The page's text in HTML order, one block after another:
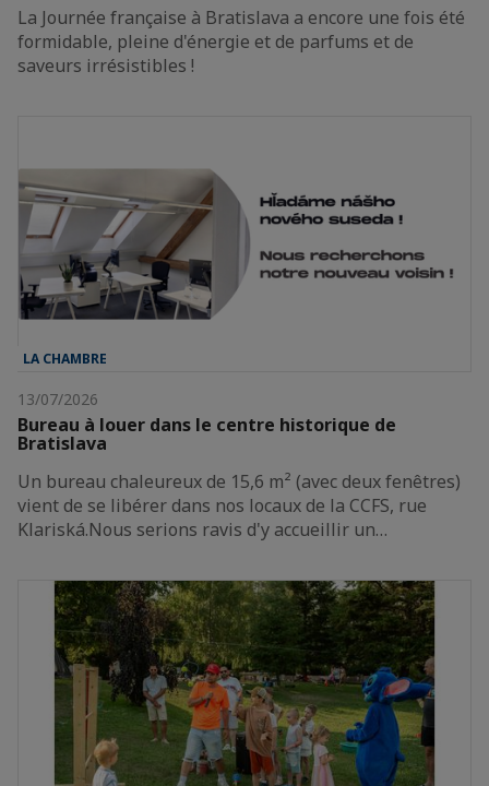
La Journée française à Bratislava a encore une fois été
formidable, pleine d'énergie et de parfums et de
saveurs irrésistibles !
LA CHAMBRE
13/07/2026
Bureau à louer dans le centre historique de
Bratislava
Un bureau chaleureux de 15,6 m² (avec deux fenêtres)
vient de se libérer dans nos locaux de la CCFS, rue
Klariská.Nous serions ravis d'y accueillir un…